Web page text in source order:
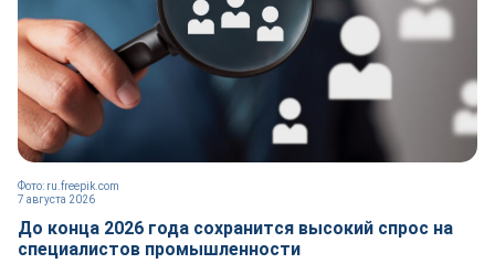
7 августа 2026
Фото: ru.freepik.com
До конца 2026 года сохранится высокий спрос на
специалистов промышленности